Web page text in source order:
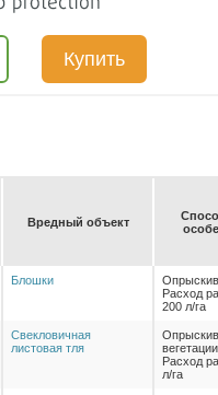
Купить
Вред­ный объ­ект
Блошки
Расход
200 л/га
Свекловичная
листовая тля
Расход
л/га